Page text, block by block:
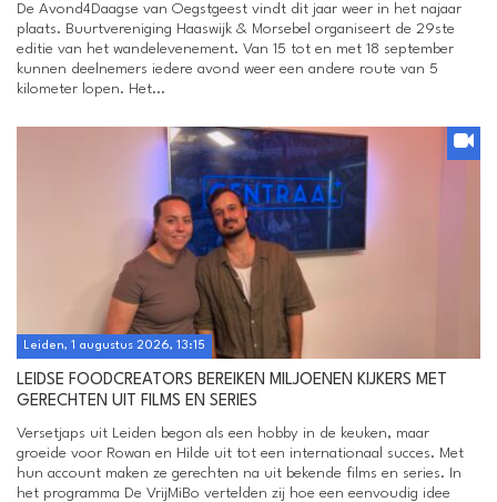
De Avond4Daagse van Oegstgeest vindt dit jaar weer in het najaar
plaats. Buurtvereniging Haaswijk & Morsebel organiseert de 29ste
editie van het wandelevenement. Van 15 tot en met 18 september
kunnen deelnemers iedere avond weer een andere route van 5
kilometer lopen. Het...
Leiden, 1 augustus 2026, 13:15
LEIDSE FOODCREATORS BEREIKEN MILJOENEN KIJKERS MET
GERECHTEN UIT FILMS EN SERIES
Versetjaps uit Leiden begon als een hobby in de keuken, maar
groeide voor Rowan en Hilde uit tot een internationaal succes. Met
hun account maken ze gerechten na uit bekende films en series. In
het programma De VrijMiBo vertelden zij hoe een eenvoudig idee